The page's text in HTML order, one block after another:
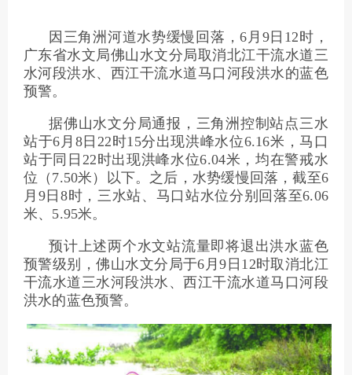
因三角洲河道水势缓慢回落，6月9日12时，
广东省水文局佛山水文分局取消北江干流水道三
水河段洪水、西江干流水道马口河段洪水的蓝色
预警。
据佛山水文分局通报，三角洲控制站点三水
站于6月8日22时15分出现洪峰水位6.16米，马口
站于同日22时出现洪峰水位6.04米，均在警戒水
位（7.50米）以下。之后，水势缓慢回落，截至6
月9日8时，三水站、马口站水位分别回落至6.06
米、5.95米。
预计上述两个水文站流量即将退出洪水蓝色
预警级别，佛山水文分局于6月9日12时取消北江
干流水道三水河段洪水、西江干流水道马口河段
洪水的蓝色预警。